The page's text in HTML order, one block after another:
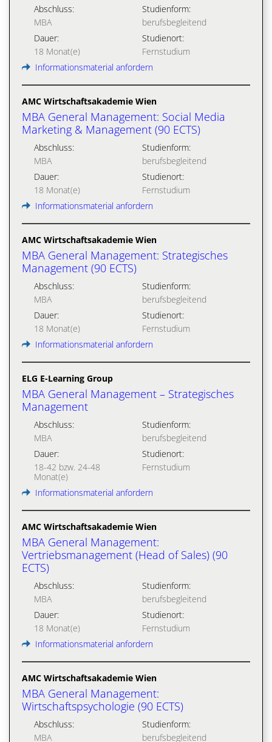
Abschluss:
MBA
Studienform:
berufsbegleitend
Dauer:
18 Monat(e)
Studienort:
Fernstudium
Informationsmaterial anfordern
AMC Wirtschaftsakademie Wien
MBA General Management: Social Media
Marketing & Management (90 ECTS)
Abschluss:
MBA
Studienform:
berufsbegleitend
Dauer:
18 Monat(e)
Studienort:
Fernstudium
Informationsmaterial anfordern
AMC Wirtschaftsakademie Wien
MBA General Management: Strategisches
Management (90 ECTS)
Abschluss:
MBA
Studienform:
berufsbegleitend
Dauer:
18 Monat(e)
Studienort:
Fernstudium
Informationsmaterial anfordern
ELG E-Learning Group
MBA General Management – Strategisches
Management
Abschluss:
MBA
Studienform:
berufsbegleitend
Dauer:
18-42 bzw. 24-48
Monat(e)
Studienort:
Fernstudium
Informationsmaterial anfordern
AMC Wirtschaftsakademie Wien
MBA General Management:
Vertriebsmanagement (Head of Sales) (90
ECTS)
Abschluss:
MBA
Studienform:
berufsbegleitend
Dauer:
18 Monat(e)
Studienort:
Fernstudium
Informationsmaterial anfordern
AMC Wirtschaftsakademie Wien
MBA General Management:
Wirtschaftspsychologie (90 ECTS)
Abschluss:
MBA
Studienform:
berufsbegleitend